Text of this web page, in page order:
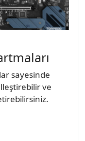
sayesinde
ve